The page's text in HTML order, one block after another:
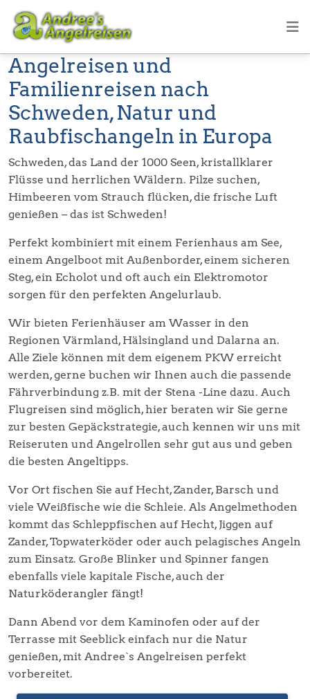
Angelreisen und
Familienreisen nach
Schweden, Natur und
Raubfischangeln in Europa
Schweden, das Land der 1000 Seen, kristallklarer
Flüsse und herrlichen Wäldern. Pilze suchen,
Himbeeren vom Strauch flücken, die frische Luft
genießen – das ist Schweden!
Perfekt kombiniert mit einem Ferienhaus am See,
einem Angelboot mit Außenborder, einem sicheren
Steg, ein Echolot und oft auch ein Elektromotor
sorgen für den perfekten Angelurlaub.
Wir bieten Ferienhäuser am Wasser in den
Regionen Värmland, Hälsingland und Dalarna an.
Alle Ziele können mit dem eigenem PKW erreicht
werden, gerne buchen wir Ihnen auch die passende
Fährverbindung z.B. mit der Stena -Line dazu. Auch
Flugreisen sind möglich, hier beraten wir Sie gerne
zur besten Gepäckstrategie, auch kennen wir uns mit
Reiseruten und Angelrollen sehr gut aus und geben
die besten Angeltipps.
Vor Ort fischen Sie auf Hecht, Zander, Barsch und
viele Weißfische wie die Schleie. Als Angelmethoden
kommt das Schleppfischen auf Hecht, Jiggen auf
Zander, Topwaterköder oder auch pelagisches Angeln
zum Einsatz. Große Blinker und Spinner fangen
ebenfalls viele kapitale Fische, auch der
Naturköderangler fängt!
Dann Abend vor dem Kaminofen oder auf der
Terrasse mit Seeblick einfach nur die Natur
genießen, mit Andree`s Angelreisen perfekt
vorbereitet.